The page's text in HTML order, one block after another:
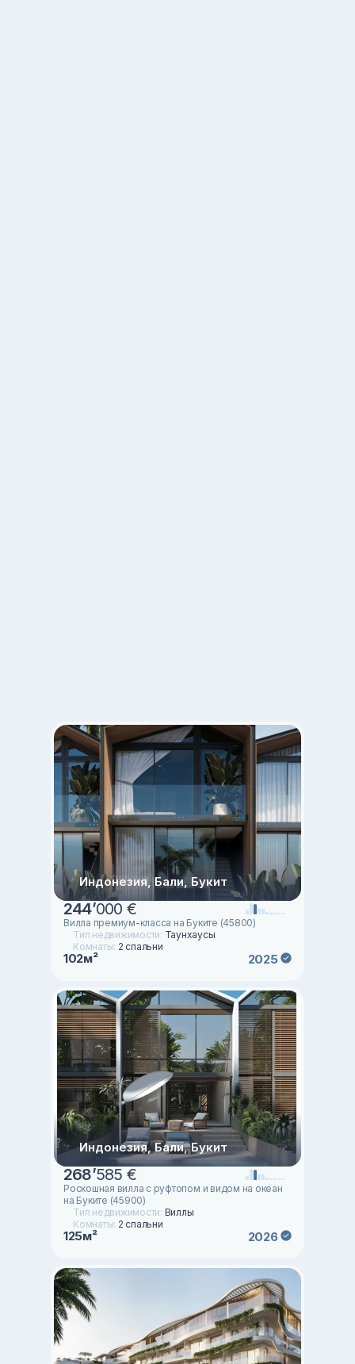
Индонезия, Бали, Букит
244’000 €
Вилла премиум-класса на Буките (45800)
Тип недвижимости: Таунхаусы
Комнаты: 2 спальни
102м² 2025
Индонезия, Бали, Букит
268’585 €
Роскошная вилла с руфтопом и видом на океан
на Буките (45900)
Тип недвижимости: Виллы
Комнаты: 2 спальни
125м² 2026